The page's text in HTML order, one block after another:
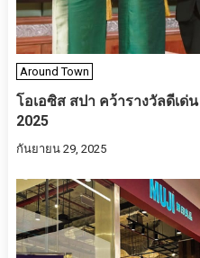
Around Town
โอเอซิส สปา คว้ารางวัลดีเด่
2025
กันยายน 29, 2025